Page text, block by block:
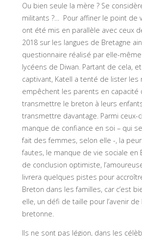
Ou bien seule la mère ? Se
militants ?… Pour affiner le point de
ont été mis en parallèle avec ceux
2018 sur les langues de Bretagne
questionnaire réalisé par elle-
lycéens de Diwan. Partant de cela,
captivant, Katell a tenté de lister les
empêchent les parents en capacité
transmettre le breton à leurs
transmettre davantage. Parmi ceux-
manque de confiance en soi – qui
fait des femmes, selon elle -, la
fautes, le manque de vie sociale en
de conclusion optimiste,
livrera quelques pistes pour
Breton dans les familles, car c’est
elle, un défi de taille pour l’avenir de
bretonne.
Ils ne sont pas légion, dans les